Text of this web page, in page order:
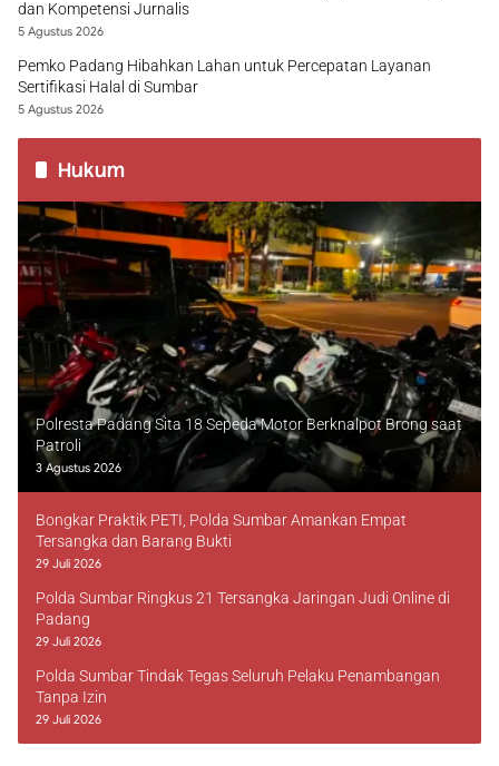
dan Kompetensi Jurnalis
5 Agustus 2026
Pemko Padang Hibahkan Lahan untuk Percepatan Layanan
Sertifikasi Halal di Sumbar
5 Agustus 2026
Hukum
Polresta Padang Sita 18 Sepeda Motor Berknalpot Brong saat
Patroli
3 Agustus 2026
Bongkar Praktik PETI, Polda Sumbar Amankan Empat
Tersangka dan Barang Bukti
29 Juli 2026
Polda Sumbar Ringkus 21 Tersangka Jaringan Judi Online di
Padang
29 Juli 2026
Polda Sumbar Tindak Tegas Seluruh Pelaku Penambangan
Tanpa Izin
29 Juli 2026